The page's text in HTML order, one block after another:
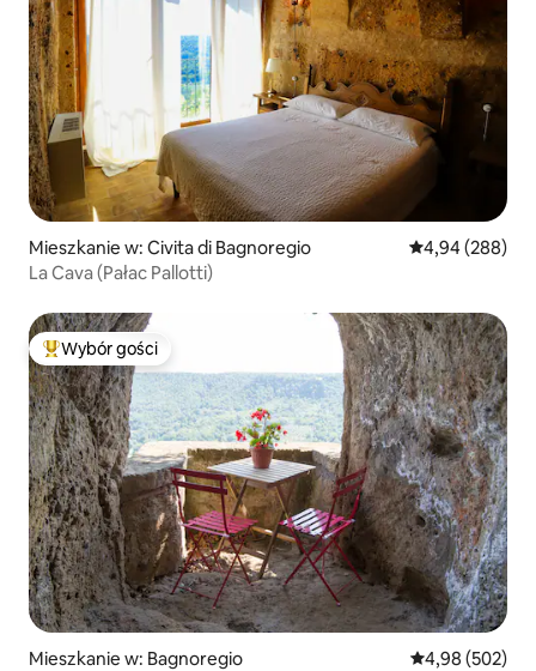
Mieszkanie w: Civita di Bagnoregio Średnia
4,94 (288)
La Cava (Pałac Pallotti)
Najpopularniejsze z kategorii Wybór gości
Wybór gości
Mieszkanie w: Bagnoregio Średnia
4,98 (502)